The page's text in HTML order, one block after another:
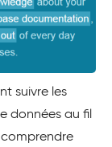
suivre les
données au fil